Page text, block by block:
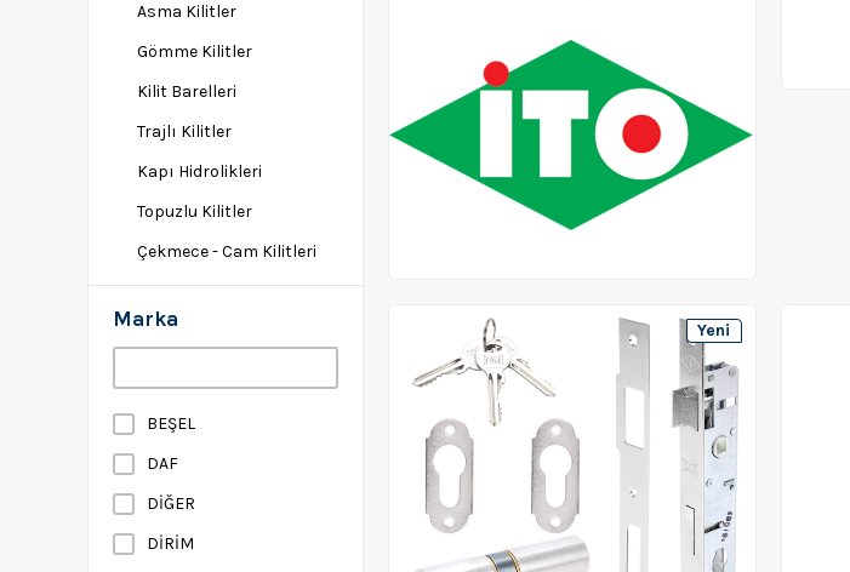
Asma Kilitler
Gömme Kilitler
Kilit Barelleri
Trajlı Kilitler
Kapı Hidrolikleri
Topuzlu Kilitler
Çekmece - Cam Kilitleri
Kartlı-Şifreli Kilitler
Kapı Kolları
Bosch Yeşil Manuel El
Aletleri
El Aletleri
Marka
BEŞEL
DAF
DİĞER
DİRİM
Yeni
Ürün